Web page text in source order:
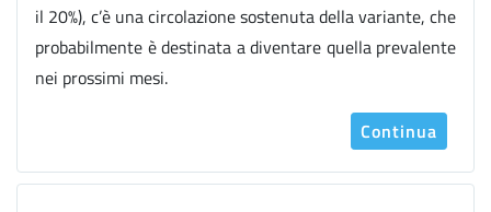
il 20%), c’è una circolazione sostenuta della variante, che
probabilmente è destinata a diventare quella prevalente
nei prossimi mesi.
Continua